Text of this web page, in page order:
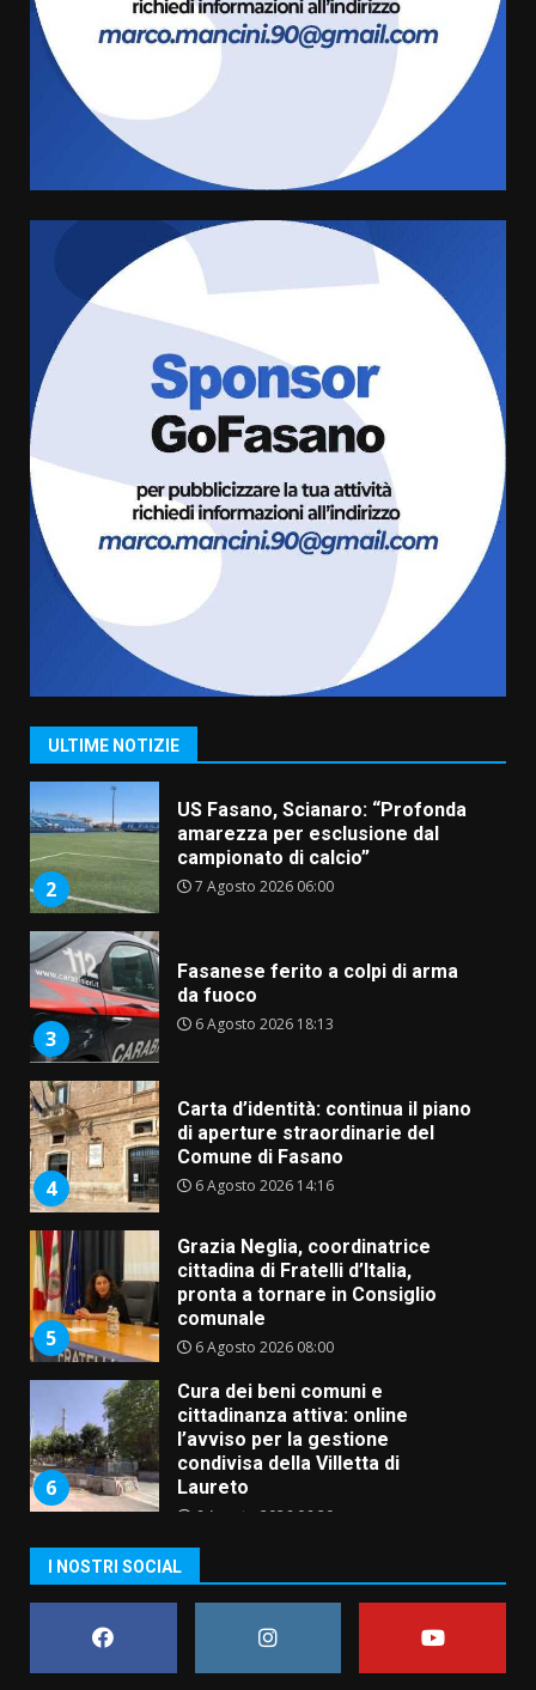
ULTIME NOTIZIE
Carta d’identità: continua il piano
di aperture straordinarie del
Comune di Fasano
cittadina di Fratelli d’Italia,
pronta a tornare in Consiglio
comunale
6 Agosto 2026 08:00
Cura dei beni comuni e
cittadinanza attiva: online
l’avviso per la gestione
condivisa della Villetta di
Laureto
La magia del Minareto e la prima
assoluta de “L’Albergo
Belvedere. Il rapimento”
6 Agosto 2026 06:15
1
“I Contestatori: Musica di
Rivoluzione”: nuovo
appuntamento con “Fasano in
2
US Fasano, Scianaro: “Profonda
amarezza per esclusione dal
campionato di calcio”
7 Agosto 2026 06:00
3
Fasanese ferito a colpi di arma
da fuoco
6 Agosto 2026 18:13
4
Carta d’identità: continua il piano
di aperture straordinarie del
Comune di Fasano
6 Agosto 2026 14:16
5
Grazia Neglia, coordinatrice
cittadina di Fratelli d’Italia,
pronta a tornare in Consiglio
comunale
6 Agosto 2026 08:00
6
Cura dei beni comuni e
cittadinanza attiva: online
l’avviso per la gestione
condivisa della Villetta di
Laureto
6 Agosto 2026 06:20
assoluta de “L’Albergo
Belvedere. Il rapimento”
6 Agosto 2026 06:15
I NOSTRI SOCIAL